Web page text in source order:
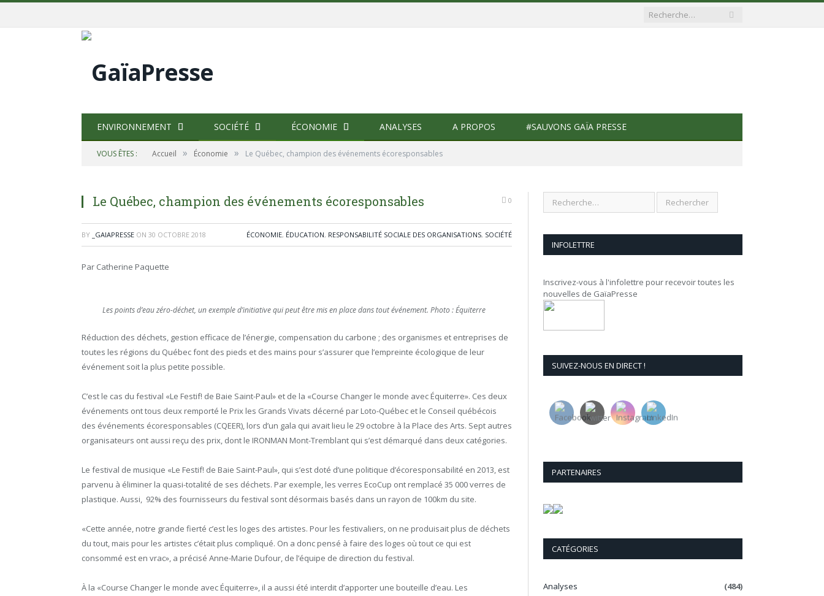
ENVIRONNEMENT SOCIÉTÉ ÉCONOMIE ANALYSES A PROPOS #SAUVONS GAÏA PRESSE
VOUS ÊTES : Accueil » Économie » Le Québec, champion des événements écoresponsables
Le Québec, champion des événements écoresponsables 0
BY _GAIAPRESSE ON 30 OCTOBRE 2018 ÉCONOMIE, ÉDUCATION, RESPONSABILITÉ SOCIALE DES ORGANISATIONS, SOCIÉTÉ
Par Catherine Paquette
Les points d’eau zéro-déchet, un exemple d’initiative qui peut être mis en place dans tout événement. Photo : Équiterre
Réduction des déchets, gestion efficace de l’énergie, compensation du carbone ; des organismes et entreprises de
toutes les régions du Québec font des pieds et des mains pour s’assurer que l’empreinte écologique de leur
événement soit la plus petite possible.
C’est le cas du festival «Le Festif! de Baie Saint-Paul» et de la «Course Changer le monde avec Équiterre». Ces deux
événements ont tous deux remporté le Prix les Grands Vivats décerné par Loto-Québec et le Conseil québécois
des événements écoresponsables (CQEER), lors d’un gala qui avait lieu le 29 octobre à la Place des Arts. Sept autres
organisateurs ont aussi reçu des prix, dont le IRONMAN Mont-Tremblant qui s’est démarqué dans deux catégories.
Le festival de musique «Le Festif! de Baie Saint-Paul», qui s’est doté d’une politique d’écoresponsabilité en 2013, est
parvenu à éliminer la quasi-totalité de ses déchets. Par exemple, les verres EcoCup ont remplacé 35 000 verres de
plastique. Aussi, 92% des fournisseurs du festival sont désormais basés dans un rayon de 100km du site.
«Cette année, notre grande fierté c’est les loges des artistes. Pour les festivaliers, on ne produisait plus de déchets
du tout, mais pour les artistes c’était plus compliqué. On a donc pensé à faire des loges où tout ce qui est
consommé est en vrac», a précisé Anne-Marie Dufour, de l’équipe de direction du festival.
À la «Course Changer le monde avec Équiterre», il a aussi été interdit d’apporter une bouteille d’eau. Les
INFOLETTRE
Inscrivez-vous à l'infolettre pour recevoir toutes les
nouvelles de GaïaPresse
SUIVEZ-NOUS EN DIRECT !
PARTENAIRES
CATÉGORIES
Analyses
(484)